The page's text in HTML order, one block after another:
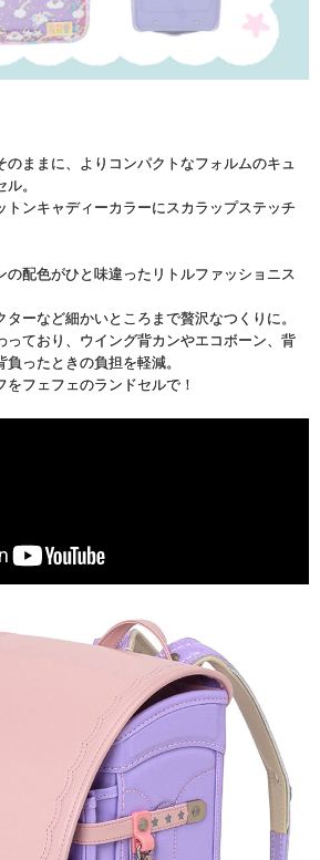
のままに、よりコンパクトなフォルムのキュ
。
トンキャディーカラーにスカラップステッチ
の配色がひと味違ったリトルファッショニス
ーなど細かいところまで贅沢なつくりに。
っており、ウイング背カンやエコボーン、背
ったときの負担を軽減。
フェフェのランドセルで！